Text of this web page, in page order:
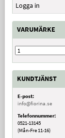
Logga in
VARUMÄRKE
KUNDTJÄNST
E-post:
info@fiorina.se
Telefonnummer:
0521-13145
(Mån-Fre 11-16)